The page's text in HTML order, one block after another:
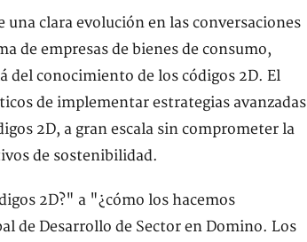
clara evolución en las conversaciones
de empresas de bienes de consumo,
del conocimiento de los códigos 2D. El
de implementar estrategias avanzadas
2D, a gran escala sin comprometer la
de sostenibilidad.
2D?" a "¿cómo los hacemos
de Desarrollo de Sector en Domino. Los